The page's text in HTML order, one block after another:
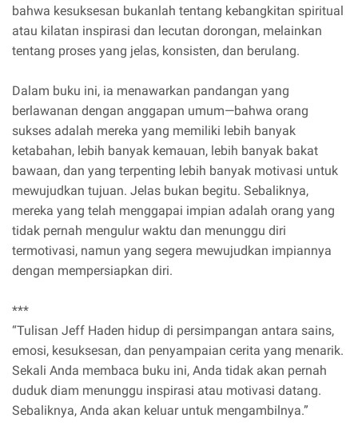
bahwa kesuksesan bukanlah tentang kebangkitan spiritual
atau kilatan inspirasi dan lecutan dorongan, melainkan
tentang proses yang jelas, konsisten, dan berulang.
Dalam buku ini, ia menawarkan pandangan yang
berlawanan dengan anggapan umum—bahwa orang
sukses adalah mereka yang memiliki lebih banyak
ketabahan, lebih banyak kemauan, lebih banyak bakat
bawaan, dan yang terpenting lebih banyak motivasi untuk
mewujudkan tujuan. Jelas bukan begitu. Sebaliknya,
mereka yang telah menggapai impian adalah orang yang
tidak pernah mengulur waktu dan menunggu diri
termotivasi, namun yang segera mewujudkan impiannya
dengan mempersiapkan diri.
***
“Tulisan Jeff Haden hidup di persimpangan antara sains,
emosi, kesuksesan, dan penyampaian cerita yang menarik.
Sekali Anda membaca buku ini, Anda tidak akan pernah
duduk diam menunggu inspirasi atau motivasi datang.
Sebaliknya, Anda akan keluar untuk mengambilnya.”